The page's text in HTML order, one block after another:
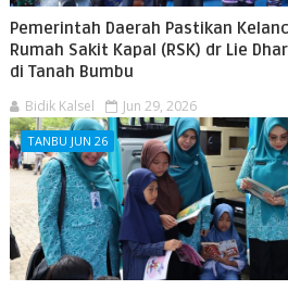
Pemerintah Daerah Pastikan
Rumah Sakit Kapal (RSK) dr Lie
di Tanah Bumbu
Bidik Kalsel Jun 29, 2026
TANBU JUN 26